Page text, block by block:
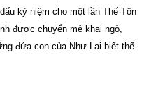
kỷ niệm cho một lần Thế Tôn
được chuyển mê khai ngộ,
đứa con của Như Lai biết thế